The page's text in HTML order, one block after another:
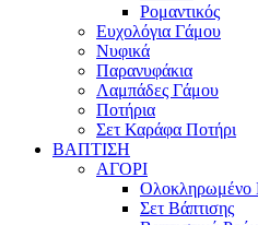
Ρομαντικός
Ευχολόγια Γάμου
Νυφικά
Παρανυφάκια
Λαμπάδες Γάμου
Ποτήρια
Σετ Καράφα Ποτήρι
ΒΑΠΤΙΣΗ
ΑΓΟΡΙ
Ολοκληρωμένο
Σετ Βάπτισης